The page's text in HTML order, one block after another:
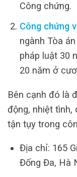
Công chứng.
Công chứng
ngành Tòa
pháp luật 30
20 năm ở
Bên cạnh đó là
động, nhiệt
tận tụy trong
Địa chỉ: 165
Đống Đa, Hà